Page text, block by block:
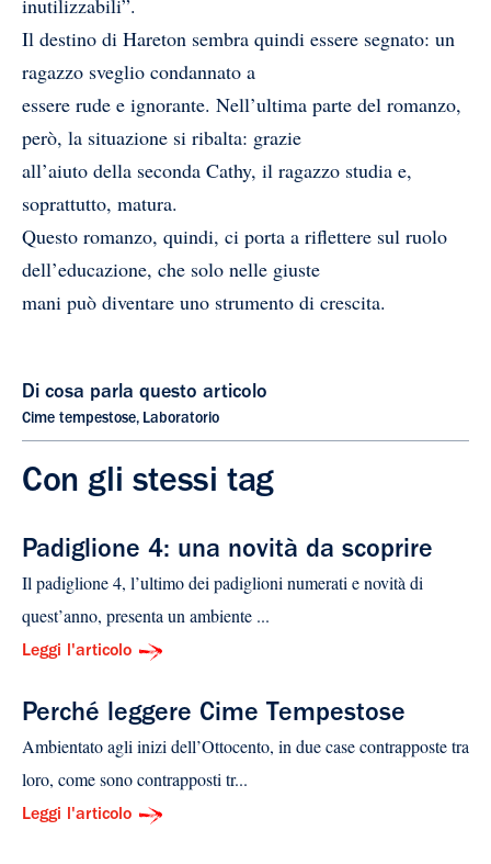
Il destino di Hareton sembra quindi essere segnato: un
ragazzo sveglio condannato a
essere rude e ignorante. Nell’ultima parte del romanzo,
però, la situazione si ribalta: grazie
all’aiuto della seconda Cathy, il ragazzo studia e,
soprattutto, matura.
Questo romanzo, quindi, ci porta a riflettere sul ruolo
dell’educazione, che solo nelle giuste
mani può diventare uno strumento di crescita.
Di cosa parla questo articolo
Cime tempestose, Laboratorio
Con gli stessi tag
Padiglione 4: una novità da scoprire
Il padiglione 4, l’ultimo dei padiglioni numerati e novità di
quest’anno, presenta un ambiente ...
Leggi l'articolo
Perché leggere Cime Tempestose
Ambientato agli inizi dell’Ottocento, in due case contrapposte tra
loro, come sono contrapposti tr...
Leggi l'articolo